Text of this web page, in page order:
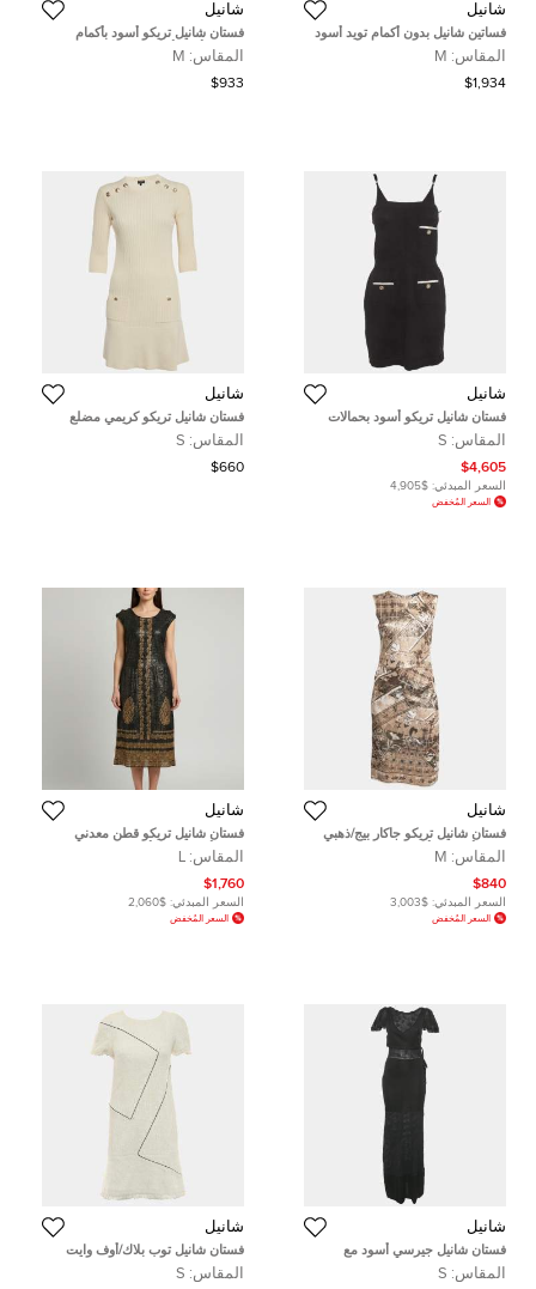
شانيل
فساتين شانيل بدون أكمام تويد أسود
مقاس ميديم
المقاس: M
$1,934
شانيل
فستان شانيل تريكو أسود بأكمام
طويلة بأزرار أمامية مقاس وسط
(ميديام)
المقاس: M
$933
شانيل
فستان شانيل تريكو أسود بحمالات
صغيرة مقاس صغير (سمول)
المقاس: S
$4,605
السعر المبدئي: $4,905
السعر المُخفض
شانيل
فستان شانيل تريكو كريمي مضلع
برقبة مستديرة قصير مقاس صغير
المقاس: S
$660
شانيل
فستان شانيل تريكو جاكار بيج/ذهبي
مزين أزرار بلا أكمام مقاس وسط (
ميديوم )
المقاس: M
$840
السعر المبدئي: $3,003
السعر المُخفض
شانيل
فستان شانيل تريكو قطن معدني
ذهبي/أسود بدون أكمام بطول متوسط
مقاس كبير - لارج
المقاس: L
$1,760
السعر المبدئي: $2,060
السعر المُخفض
شانيل
فستان شانيل جيرسي أسود مع
تفاصيل دانتيل طويل مقاس صغير
(سمول)
المقاس: S
شانيل
فستان شانيل توب بلاك/أوف وايت
هندسي مقاس صغير (سمول)
المقاس: S